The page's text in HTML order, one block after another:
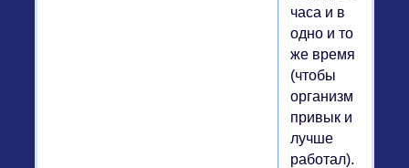
часа и в
одно и то
же время
(чтобы
организм
привык и
лучше
работал).